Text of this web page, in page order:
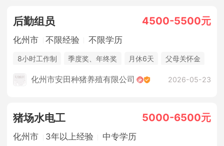
后勤组员 4500-5500元
化州市 不限经验 不限学历
8小时工作制 季度奖、年终奖 月休6天
父母关怀金
化州市安田种猪养殖有限公司 2026-05-23
猪场水电工 5000-6500元
化州市 3年以上经验 中专学历